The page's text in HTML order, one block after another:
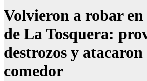
Volvieron a robar en
de La Tosquera:
destrozos y
comedor